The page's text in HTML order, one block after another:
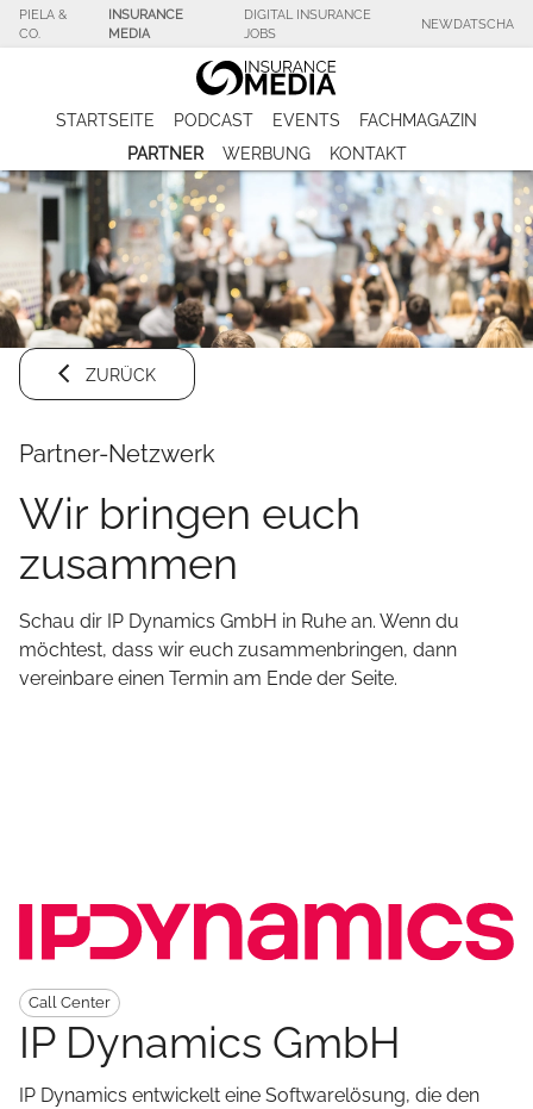
PIELA &
CO.
INSURANCE
MEDIA
DIGITAL INSURANCE
JOBS
NEWDATSCHA
STARTSEITE PODCAST EVENTS
FACHMAGAZIN
PARTNER
WERBUNG KONTAKT
ZURÜCK
Partner-Netzwerk
Wir bringen euch
zusammen
Schau dir IP Dynamics GmbH in Ruhe an. Wenn du
möchtest, dass wir euch zusammenbringen, dann
vereinbare einen Termin am Ende der Seite.
Call Center
IP Dynamics GmbH
IP Dynamics entwickelt eine Softwarelösung, die den